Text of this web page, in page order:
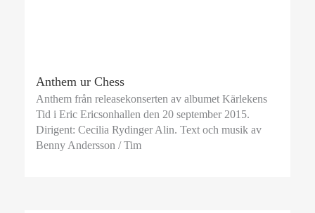
Anthem ur Chess
Anthem från releasekonserten av albumet Kärlekens
Tid i Eric Ericsonhallen den 20 september 2015.
Dirigent: Cecilia Rydinger Alin. Text och musik av
Benny Andersson / Tim